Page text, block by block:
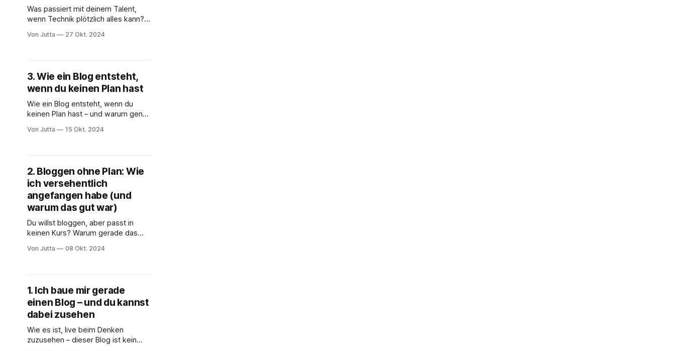
Was passiert mit deinem Talent,
wenn Technik plötzlich alles kann?
Orientierung, KI – und die Kraft, die
Von Jutta 27 Okt. 2024
3. Wie ein Blog entsteht,
wenn du keinen Plan hast
Wie ein Blog entsteht, wenn du
keinen Plan hast – und warum genau
Lies mit und entdecke deinen
Von Jutta 15 Okt. 2024
2. Bloggen ohne Plan: Wie
ich versehentlich
angefangen habe (und
warum das gut war)
Du willst bloggen, aber passt in
keinen Kurs? Warum gerade das
authentisches Schreiben jenseits
Von Jutta 08 Okt. 2024
1. Ich baue mir gerade
einen Blog – und du kannst
dabei zusehen
Wie es ist, live beim Denken
zuzusehen – dieser Blog ist kein